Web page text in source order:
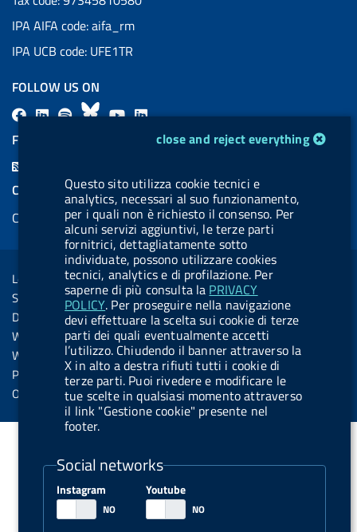
cookie management moduleclose and reject everything
Questo sito utilizza cookie tecnici e
analytics, necessari al suo funzionamento,
per i quali non è richiesto il consenso. Per
alcuni servizi aggiuntivi, le terze parti
fornitrici, dettagliatamente sotto
individuate, possono utilizzare cookies
tecnici, analytics e di profilazione. Per
saperne di più consulta la PRIVACY
POLICY. Per proseguire nella navigazione
devi effettuare la scelta sui cookie di terze
parti dei quali eventualmente accetti
l’utilizzo. Chiudendo il banner attraverso la
X in alto a destra rifiuti tutti i cookie di
terze parti. Puoi rivedere e modificare le
tue scelte in qualsiasi momento attraverso
il link "Gestione cookie" presente nel
footer.
Social networks
Instagram Youtube
IPA AIFA code: aifa_rm
IPA UCB code: UFE1TR
FOLLOW US ON
F
L
l
e
l
.
b
u
t
t
o
n
.
s
p
o
t
f
y
B
e
s
k
y
Y
t
u
b
e
L
k
e
d
i
n
FEED RSS
COOKIES
Cookie management
Sezione Link Utili
Legal notice
Social Media Policy
Dichiarazione di accessibilità
Web accessibility
Website statistics
Privacy
Online services